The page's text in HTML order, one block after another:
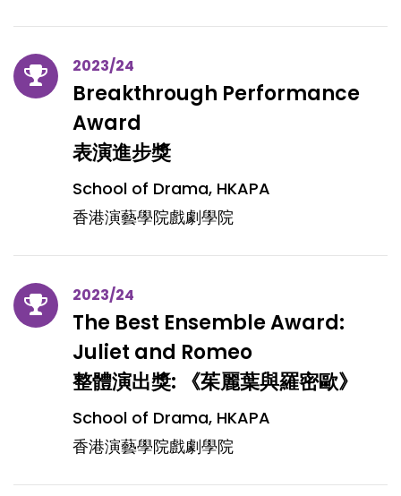
2023/24
Breakthrough Performance
Award
表演進步獎
School of Drama, HKAPA
香港演藝學院戲劇學院
2023/24
The Best Ensemble Award:
Juliet and Romeo
整體演出獎: 《茱麗葉與羅密歐》
School of Drama, HKAPA
香港演藝學院戲劇學院